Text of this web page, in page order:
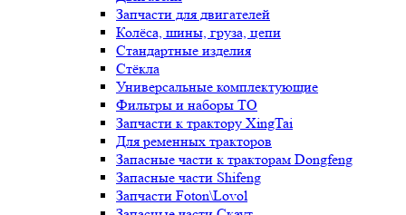
Запчасти для двигателей
Колёса, шины, груза, цепи
Стандартные изделия
Стёкла
Универсальные комплектующие
Фильтры и наборы ТО
Запчасти к трактору XingTai
Для ременных тракторов
Запасные части к тракторам Dongfeng
Запасные части Shifeng
Запчасти Foton\Lovol